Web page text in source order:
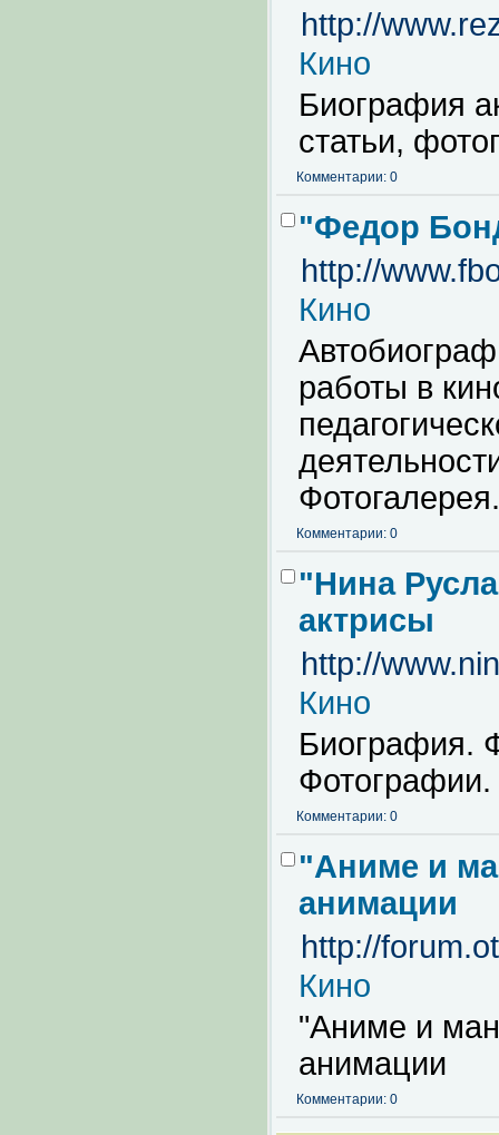
http://
Кино
Биография
статьи,
Комментарии: 0
"Федор
http://
Кино
работы в
Фотогалерея.
Комментарии: 0
"Нина
актрисы
http://
Кино
Биография.
Фотографии.
Комментарии: 0
"Аниме и
анимации
http://
Кино
"Аниме и
анимации
Комментарии: 0